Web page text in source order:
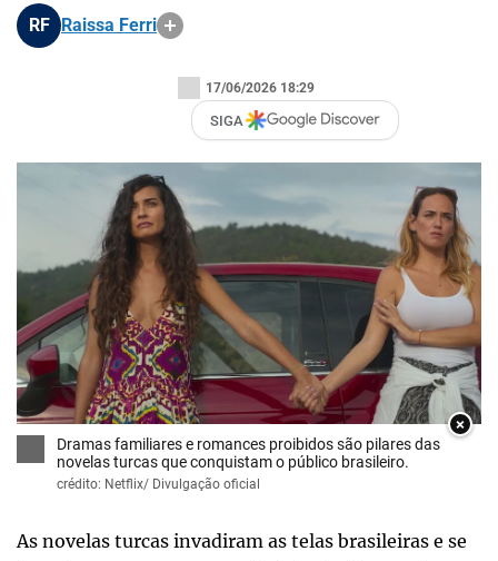
RF Raissa Ferri
17/06/2026 18:29
SIGA
×
Dramas familiares e romances proibidos são pilares das
novelas turcas que conquistam o público brasileiro.
crédito: Netflix/ Divulgação oficial
As novelas turcas invadiram as telas brasileiras e se